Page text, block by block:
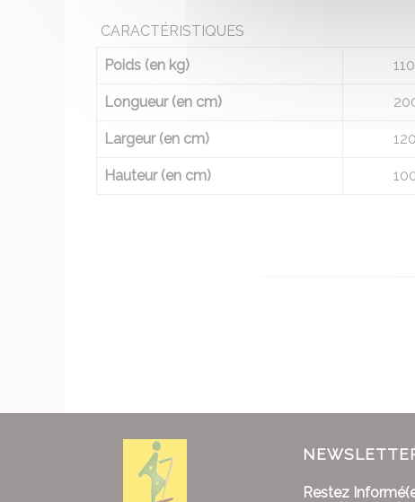
CARACTÉRISTIQUES
Poids (en kg)
110
Longueur (en cm)
Largeur (en cm) 120
Hauteur (en cm)
Restez